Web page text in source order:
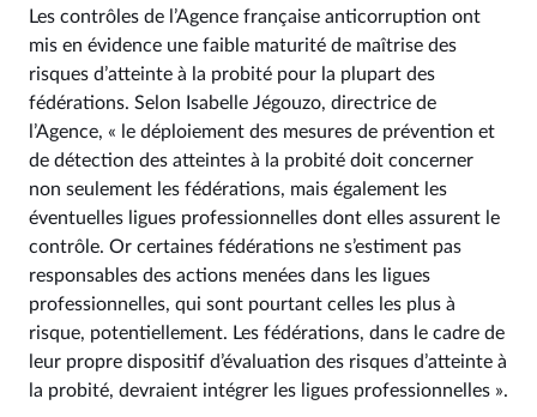
Les contrôles de l’Agence française anticorruption ont
mis en évidence une faible maturité de maîtrise des
risques d’atteinte à la probité pour la plupart des
fédérations. Selon Isabelle Jégouzo, directrice de
l’Agence, « le déploiement des mesures de prévention et
de détection des atteintes à la probité doit concerner
non seulement les fédérations, mais également les
éventuelles ligues professionnelles dont elles assurent le
contrôle. Or certaines fédérations ne s’estiment pas
responsables des actions menées dans les ligues
professionnelles, qui sont pourtant celles les plus à
risque, potentiellement. Les fédérations, dans le cadre de
leur propre dispositif d’évaluation des risques d’atteinte à
la probité, devraient intégrer les ligues professionnelles ».